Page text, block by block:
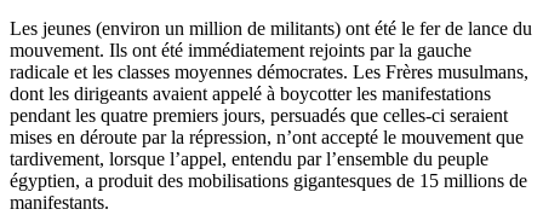
Les jeunes (environ un million de militants) ont été le fer de lance du
mouvement. Ils ont été immédiatement rejoints par la gauche
radicale et les classes moyennes démocrates. Les Frères musulmans,
dont les dirigeants avaient appelé à boycotter les manifestations
pendant les quatre premiers jours, persuadés que celles-ci seraient
mises en déroute par la répression, n’ont accepté le mouvement que
tardivement, lorsque l’appel, entendu par l’ensemble du peuple
égyptien, a produit des mobilisations gigantesques de 15 millions de
manifestants.